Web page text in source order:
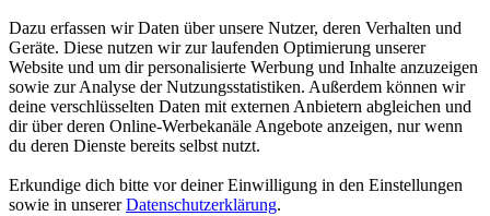
Dazu erfassen wir Daten über unsere Nutzer, deren Verhalten und
Geräte. Diese nutzen wir zur laufenden Optimierung unserer
Website und um dir personalisierte Werbung und Inhalte anzuzeigen
sowie zur Analyse der Nutzungsstatistiken. Außerdem können wir
deine verschlüsselten Daten mit externen Anbietern abgleichen und
dir über deren Online-Werbekanäle Angebote anzeigen, nur wenn
du deren Dienste bereits selbst nutzt.
Erkundige dich bitte vor deiner Einwilligung in den Einstellungen
sowie in unsererDatenschutzerklärung.